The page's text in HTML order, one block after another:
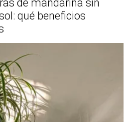
de mandarina sin
qué beneficios